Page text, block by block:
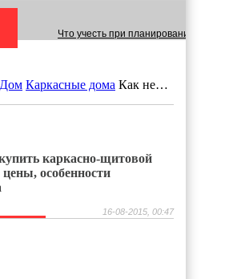
Что учесть при планировании
Быстровозводимые здания из
Каркасные дома Как недорого купить каркасно-щитовой дом под ключ: цены, особенности строительства
купить каркасно-щитовой
цены, особенности
16-08-2015, 00:47